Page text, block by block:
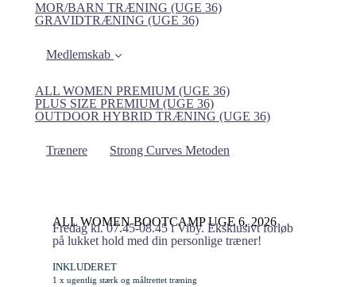
MOR/BARN TRÆNING (UGE 36)
GRAVIDTRÆNING (UGE 36)
Medlemskab
ALL WOMEN PREMIUM (UGE 36)
PLUS SIZE PREMIUM (UGE 36)
OUTDOOR HYBRID TRÆNING (UGE 36)
Trænere Strong Curves Metoden
ALL WOMEN BOOTCAMP UGE 6, 2026
Fredag kl. 07.45-08.45 i Viby. Eksklusivt forløb
på lukket hold med din personlige træner!
INKLUDERET
1 x ugentlig stærk og måltrettet træning